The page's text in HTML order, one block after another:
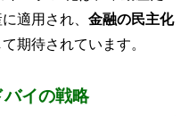
適用され、 金融の民主化
期待されています。
イの戦略